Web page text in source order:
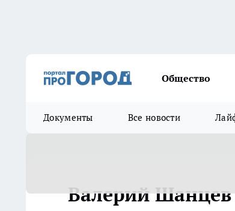
Общество
Документы Все новости
Валерий Шанцев